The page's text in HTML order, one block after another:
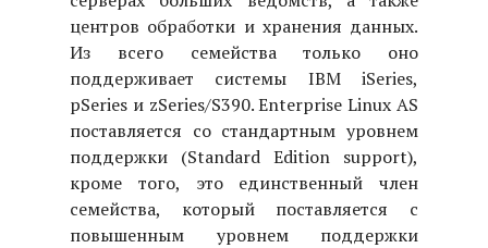
центров обработки и хранения данных.
Из всего семейства только оно
поддерживает системы IBM iSeries,
pSeries и zSeries/S390. Enterprise Linux AS
поставляется со стандартным уровнем
поддержки (Standard Edition support),
кроме того, это единственный член
семейства, который поставляется с
повышенным уровнем поддержки